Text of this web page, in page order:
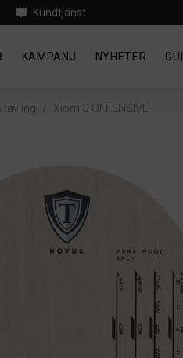
Kundtjänst
KAMPANJ NYHETER
tävling / Xiom S OFFENSIVE